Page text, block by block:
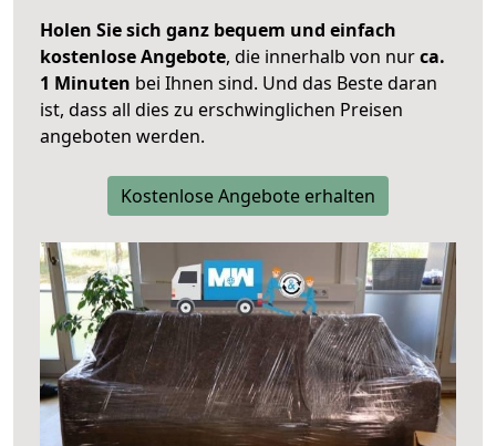
Holen Sie sich ganz bequem und einfach
kostenlose Angebote, die innerhalb von nurca.
1 Minuten bei Ihnen sind. Und das Beste daran
ist, dass all dies zu erschwinglichen Preisen
angeboten werden.
Kostenlose Angebote erhalten